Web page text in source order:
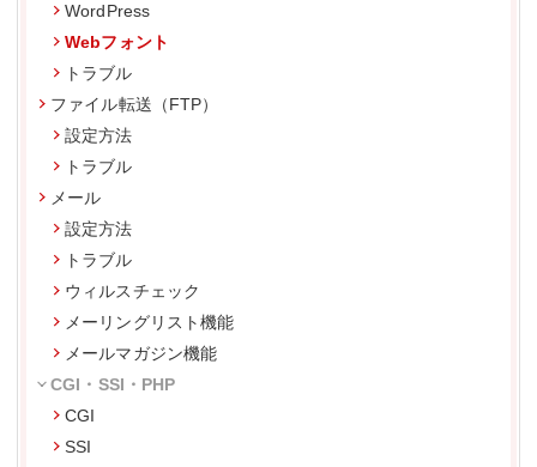
WordPress
Webフォント
トラブル
ファイル転送（FTP）
設定方法
トラブル
メール
設定方法
トラブル
ウィルスチェック
メーリングリスト機能
メールマガジン機能
CGI・SSI・PHP
CGI
SSI